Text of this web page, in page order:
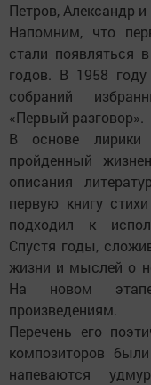
Петров, Александр
Напомним, что
стали появляться
годов. В 1958
собраний
«Первый разговор».
В основе лирики
пройденный
описания
первую книгу
подходил к
Спустя годы,
жизни и мыслей о
На новом
произведениям.
Перечень его
композиторов
напеваются